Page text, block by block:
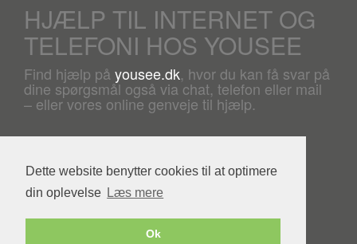
Dette website benytter cookies til at optimere
din oplevelse Læs mere
Ok
HJÆLP TIL INTERNET OG
TELEFONI HOS YOUSEE
Find hjælp på yousee.dk, hvor du kan få svar på
dine spørgsmål også via chat, telefon eller mail
– eller vores online genveje til hjælp.
Powered by YouSee Foreningsweb